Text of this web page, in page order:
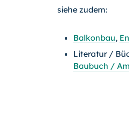
siehe zudem:
Balkonbau,
Literatur /
Baubuch /